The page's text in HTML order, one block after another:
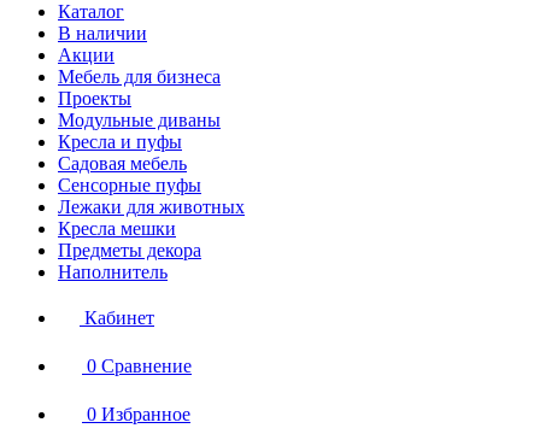
Каталог
В наличии
Акции
Мебель для бизнеса
Проекты
Модульные диваны
Кресла и пуфы
Садовая мебель
Сенсорные пуфы
Лежаки для животных
Кресла мешки
Предметы декора
Наполнитель
Кабинет
0 Сравнение
0 Избранное